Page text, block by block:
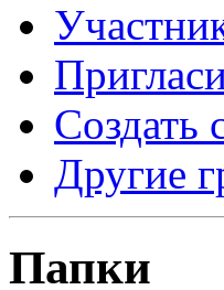
Создать
Другие
Папки